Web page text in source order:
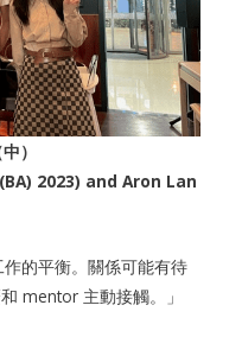
）
2023) and Aron Lan
的平衡。關係可能有待
mentor 主動接觸。」